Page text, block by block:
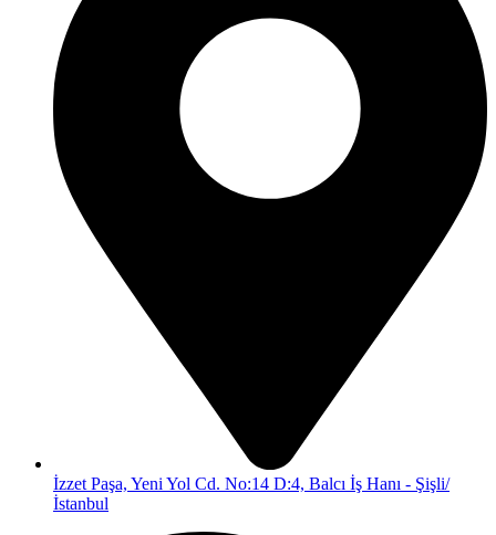
İzzet Paşa, Yeni Yol Cd. No:14 D:4, Balcı İş Hanı - Şişli/
İstanbul